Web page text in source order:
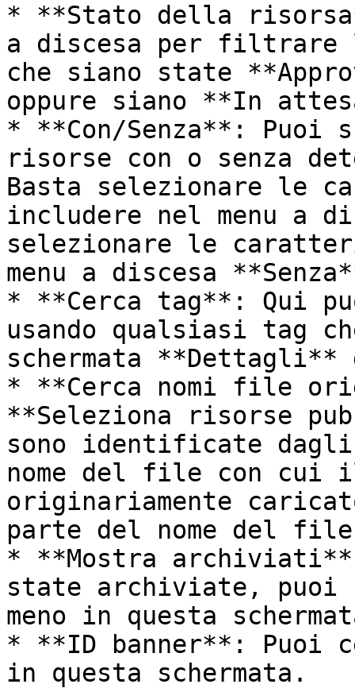
* **Stato della
a discesa per
che siano state
oppure siano **In
* **Con/Senza**: Puoi
risorse con o senza
Basta selezionare le
includere nel menu a
selezionare le
menu a discesa
* **Cerca tag**: Qui
usando qualsiasi tag
schermata
* **Cerca nomi file
**Seleziona risorse
sono identificate
nome del file con
originariamente
parte del nome del file
* **Mostra
state archiviate, puoi
meno in questa
* **ID banner**: Puoi
in questa schermata.